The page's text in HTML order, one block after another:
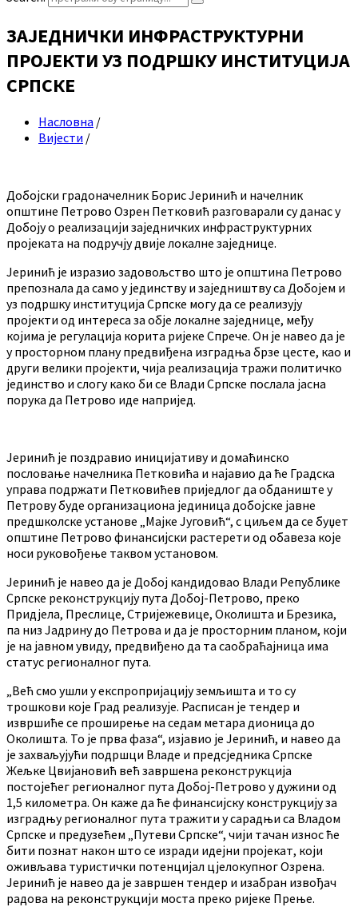
ЗАЈЕДНИЧКИ ИНФРАСТРУКТУРНИ
ПРОЈЕКТИ УЗ ПОДРШКУ ИНСТИТУЦИЈА
СРПСКЕ
Насловна /
Вијести /
Добојски градоначелник Борис Јеринић и начелник
општине Петрово Озрен Петковић разговарали су данас у
Добоју о реализацији заједничких инфраструктурних
пројеката на подручју двије локалне заједнице.
Јеринић је изразио задовољство што је општина Петрово
препознала да само у јединству и заједништву са Добојем и
уз подршку институција Српске могу да се реализују
пројекти од интереса за обје локалне заједнице, међу
којима је регулација корита ријеке Спрече. Он је навео да је
у просторном плану предвиђена изградња брзе цесте, као и
други велики пројекти, чија реализација тражи политичко
јединство и слогу како би се Влади Српске послала јасна
порука да Петрово иде напријед.
Јеринић је поздравио иницијативу и домаћинско
пословање начелника Петковића и најавио да ће Градска
управа подржати Петковићев приједлог да обданиште у
Петрову буде организациона јединица добојске јавне
предшколске установе „Мајке Југовић“, с циљем да се буџет
општине Петрово финансијски растерети од обавеза које
носи руковођење таквом установом.
Јеринић је навео да је Добој кандидовао Влади Републике
Српске реконструкцију пута Добој-Петрово, преко
Придјела, Преслице, Стријежевице, Околишта и Брезика,
па низ Јадрину до Петрова и да је просторним планом, који
је на јавном увиду, предвиђено да та саобраћајница има
статус регионалног пута.
„Већ смо ушли у експропријацију земљишта и то су
трошкови које Град реализује. Расписан је тендер и
извршиће се проширење на седам метара дионица до
Околишта. То је прва фаза“, изјавио је Јеринић, и навео да
је захваљујући подршци Владе и предсједника Српске
Жељке Цвијановић већ завршена реконструкција
постојећег регионалног пута Добој-Петрово у дужини од
1,5 километра. Он каже да ће финансијску конструкцију за
изградњу регионалног пута тражити у сарадњи са Владом
Српске и предузећем „Путеви Српске“, чији тачан износ ће
бити познат након што се изради идејни пројекат, који
оживљава туристички потенцијал цјелокупног Озрена.
Јеринић је навео да је завршен тендер и изабран извођач
радова на реконструкцији моста преко ријеке Прење.